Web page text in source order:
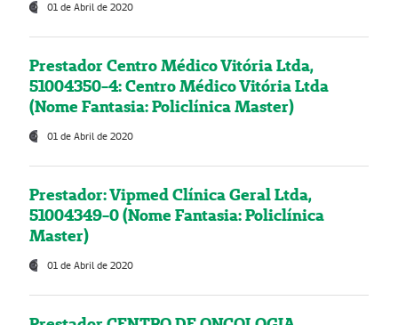
01 de Abril de 2020
Prestador Centro Médico Vitória Ltda,
51004350-4: Centro Médico Vitória Ltda
(Nome Fantasia: Policlínica Master)
01 de Abril de 2020
Prestador: Vipmed Clínica Geral Ltda,
51004349-0 (Nome Fantasia: Policlínica
Master)
01 de Abril de 2020